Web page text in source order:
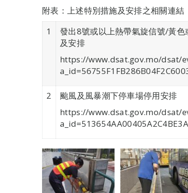
附表：上述特別措施及安排之相關連結
1
發出8號或以上熱帶氣旋信號/黃
及安排
https://www.dsat.gov.mo/dsat/
2
颱風及風暴潮下停車場停用安排
https://www.dsat.gov.mo/dsat/